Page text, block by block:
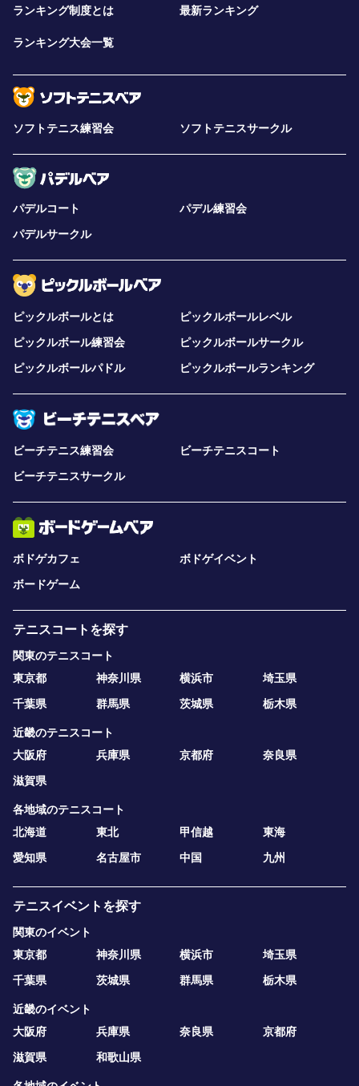
ランキング制度とは 最新ランキング
ランキング大会一覧
ソフトテニス練習会 ソフトテニスサークル
パデルコート
パデル練習会
パデルサークル
ピックルボールとは
ピックルボールレベル
ピックルボール練習会
ピックルボールサークル
ピックルボールパドル
ピックルボールランキング
ビーチテニス練習会
ビーチテニスコート
ビーチテニスサークル
ボドゲカフェ
ボドゲイベント
ボードゲーム
テニスコートを探す
関東のテニスコート
東京都
神奈川県 横浜市
埼玉県
千葉県
群馬県 茨城県 栃木県
近畿のテニスコート
大阪府
兵庫県 京都府
奈良県
滋賀県
各地域のテニスコート
北海道
東北 甲信越
東海
愛知県
名古屋市 中国 九州
テニスイベントを探す
関東のイベント
東京都
神奈川県 横浜市
埼玉県
千葉県
茨城県 群馬県 栃木県
近畿のイベント
大阪府
兵庫県 奈良県
京都府
滋賀県
和歌山県